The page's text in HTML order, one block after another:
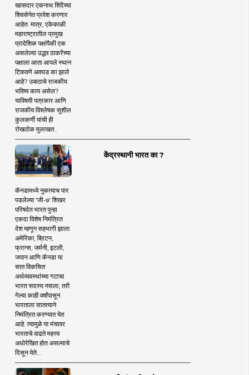
खासदार एकनाथ शिंदेंच्या
शिवसेनेत प्रवेश करणार
आहेत. मात्र, एकेकाळी
महाराष्ट्रातील प्रमुख
प्रादेशिक पक्षांपैकी एक
असलेल्या उद्धव ठाकरेंच्या
पक्षाला आता आपले स्थान
टिकवणे अवघड का झाले
आहे? उबाठाचे राजकीय
भविष्य काय असेल?
याविषयी पत्रकार आणि
राजकीय विश्लेषक सुशील
कुलकर्णी यांची ही
रोखठोक मुलाखत..
केंद्रस्थानी भारत का ?
कॅनडामध्ये नुकत्याच पार
पडलेल्या 'जी-७' शिखर
परिषदेत भारत पुन्हा
एकदा विशेष निमंत्रित
देश म्हणून सहभागी झाला.
अमेरिका, ब्रिटन,
फ्रान्स, जर्मनी, इटली,
जपान आणि कॅनडा या
सात विकसित
अर्थव्यवस्थांच्या गटाचा
भारत सदस्य नसला, तरी
गेल्या काही वर्षांपासून
भारताला सातत्याने
निमंत्रित करण्यात येत
आहे. त्यामुळे या मंचावर
भारताचे वाढते महत्त्व
अधोरेखित होत असल्याचे
दिसून येते...